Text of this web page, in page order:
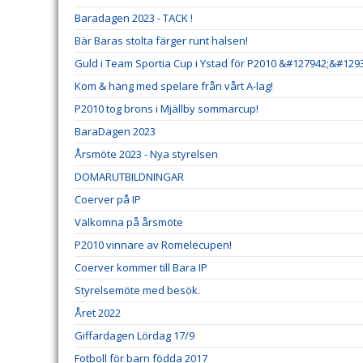
Baradagen 2023 - TACK !
Bär Baras stolta färger runt halsen!
Guld i Team Sportia Cup i Ystad för P2010
Kom & häng med spelare från vårt A-lag!
P2010 tog brons i Mjällby sommarcup!
BaraDagen 2023
Årsmöte 2023 - Nya styrelsen
DOMARUTBILDNINGAR
Coerver på IP
Välkomna på årsmöte
P2010 vinnare av Romelecupen!
Coerver kommer till Bara IP
Styrelsemöte med besök.
Året 2022
Giffardagen Lördag 17/9
Fotboll för barn födda 2017